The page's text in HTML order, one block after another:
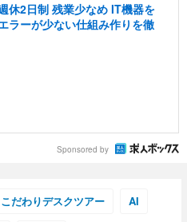
休2日制 残業少なめ IT機器を
ラーが少ない仕組み作りを徹
Sponsored by
こだわりデスクツアー AI